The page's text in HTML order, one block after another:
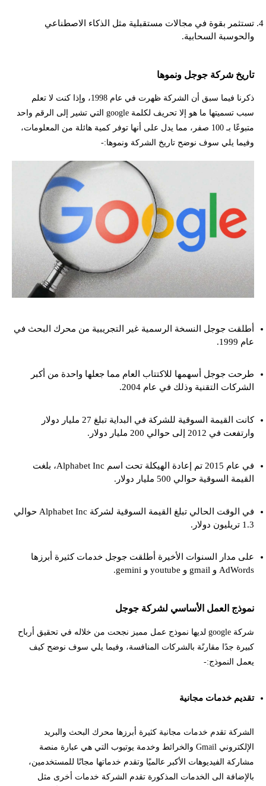
تستثمر بقوة في مجالات مستقبلية مثل الذكاء الاصطناعي
والحوسبة السحابية.
تاريخ شركة جوجل ونموها
ذكرنا فيما سبق أن الشركة ظهرت في عام 1998، وإذا كنت لا تعلم
سبب تسميتها ما هو إلا تحريف لكلمة google التي تشير إلى الرقم واحد
متبوعًا بـ 100 صفر، مما يدل على أنها توفر كمية هائلة من المعلومات،
وفيما يلي سوف نوضح تاريخ الشركة ونموها:-
أطلقت جوجل النسخة الرسمية غير التجريبية من محرك البحث في
عام 1999.
طرحت جوجل أسهمها للاكتتاب العام مما جعلها واحدة من أكبر
الشركات التقنية وذلك في عام 2004.
كانت القيمة السوقية للشركة في البداية تبلغ 27 مليار دولار
وارتفعت في 2012 إلى حوالي 200 مليار دولار.
في عام 2015 تم إعادة الهيكلة تحت اسم Alphabet Inc، بلغت
القيمة السوقية حوالي 500 مليار دولار.
في الوقت الحالي تبلغ القيمة السوقية لشركة Alphabet Inc حوالي
1.3 تريليون دولار.
على مدار السنوات الأخيرة أطلقت جوجل خدمات كثيرة أبرزها
AdWords و gmail و youtube و gemini.
نموذج العمل الأساسي لشركة جوجل
شركة google لديها نموذج عمل مميز نجحت من خلاله في تحقيق أرباح
كبيرة جدًا مقارنًة بالشركات المنافسة، وفيما يلي سوف نوضح كيف
يعمل النموذج:-
تقديم خدمات مجانية
الشركة تقدم خدمات مجانية كثيرة أبرزها محرك البحث والبريد
الإلكتروني Gmail والخرائط وخدمة يوتيوب التي هي عبارة منصة
مشاركة الفيديوهات الأكبر عالميًا وتقدم خدماتها مجانًا للمستخدمين،
بالإضافة الى الخدمات المذكورة تقدم الشركة خدمات أخرى مثل